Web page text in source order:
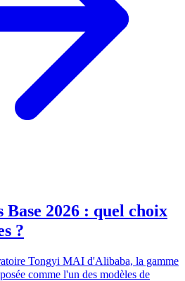
2026 : quel choix
?
Tongyi MAI d'Alibaba, la gamme
comme l'un des modèles de